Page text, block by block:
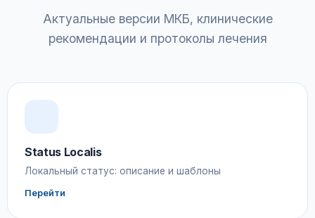
Актуальные версии МКБ, клинические
рекомендации и протоколы лечения
Status Localis
Локальный статус: описание и шаблоны
Перейти